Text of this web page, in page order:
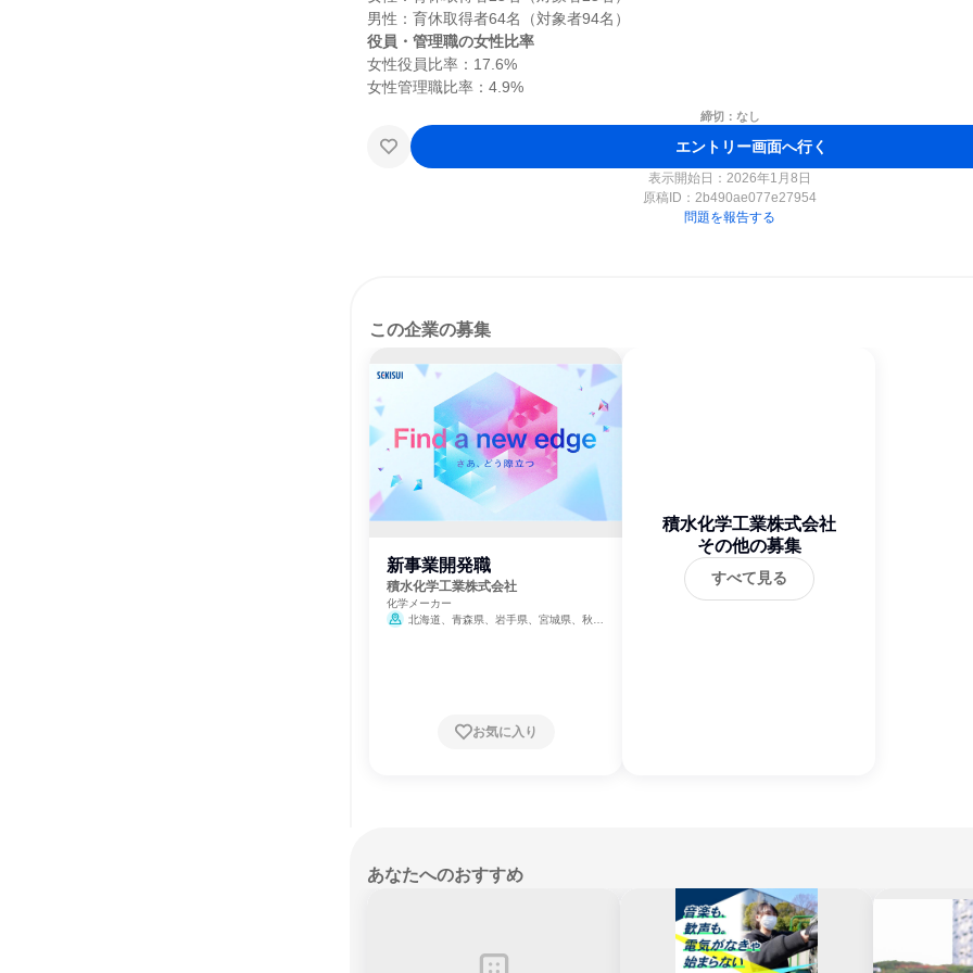
役員・管理職の女性比率
女性役員比率：17.6%
締切：なし
エントリー画面へ行く
表示開始日：2026年1月8日
原稿ID： 2b490ae077e27954
問題を報告する
この企業の募集
新事業開発職
積水化学工業株式会社
化学メーカー
北海道、青森県、岩手県、宮城県、秋田
山口県、徳島県、香川県、愛媛県、高知県、
福岡県、佐賀県、長崎県、熊本県、大分県、
お気に入り
積水化学工業株式会社
その他の募集
すべて見る
あなたへのおすすめ